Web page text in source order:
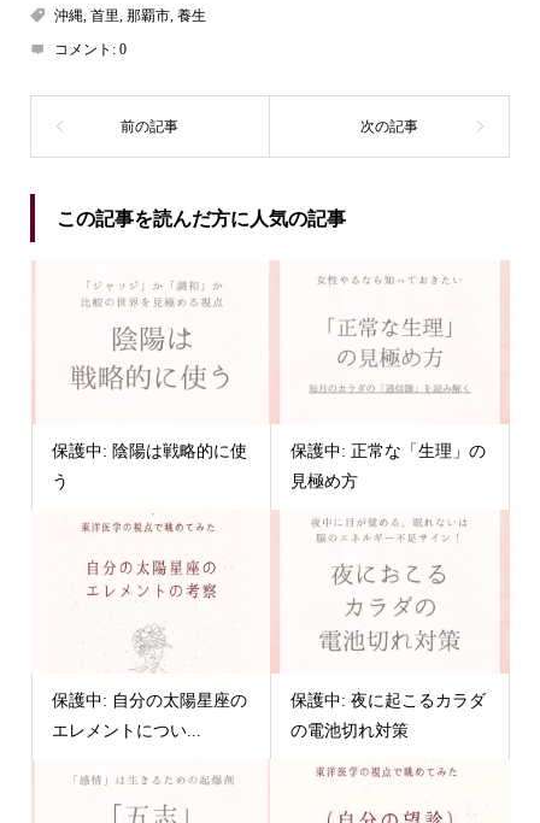
沖縄, 首里, 那覇市, 養生
コメント: 0
この記事を読んだ方に人気の記事
保護中: 陰陽は戦略的に使
う
保護中: 正常な「生理」の
見極め方
保護中: 自分の太陽星座の
エレメントについ...
保護中: 夜に起こるカラダ
の電池切れ対策